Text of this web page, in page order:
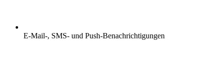
E-Mail-, SMS- und Push-Benachrichtigungen